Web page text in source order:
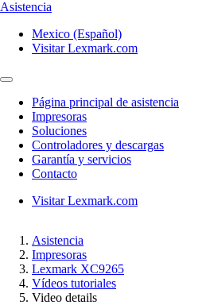
Asistencia
Mexico (Español)
Visitar Lexmark.com
Página principal de asistencia
Impresoras
Soluciones
Controladores y descargas
Garantía y servicios
Contacto
Visitar Lexmark.com
Asistencia
Impresoras
Lexmark XC9265
Vídeos tutoriales
Video details